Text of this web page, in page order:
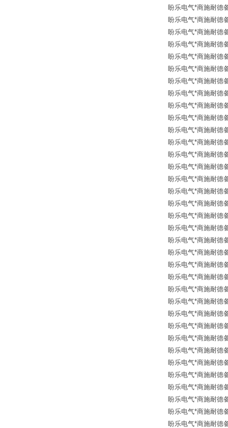
盼乐电气*商施耐德
盼乐电气*商施耐德
盼乐电气*商施耐德
盼乐电气*商施耐德
盼乐电气*商施耐德
盼乐电气*商施耐德
盼乐电气*商施耐德
盼乐电气*商施耐德
盼乐电气*商施耐德
盼乐电气*商施耐德
盼乐电气*商施耐德
盼乐电气*商施耐德
盼乐电气*商施耐德
盼乐电气*商施耐德
盼乐电气*商施耐德
盼乐电气*商施耐德
盼乐电气*商施耐德
盼乐电气*商施耐德
盼乐电气*商施耐德
盼乐电气*商施耐德
盼乐电气*商施耐德
盼乐电气*商施耐德
盼乐电气*商施耐德
盼乐电气*商施耐德
盼乐电气*商施耐德
盼乐电气*商施耐德
盼乐电气*商施耐德
盼乐电气*商施耐德
盼乐电气*商施耐德
盼乐电气*商施耐德
盼乐电气*商施耐德
盼乐电气*商施耐德
盼乐电气*商施耐德
盼乐电气*商施耐德
盼乐电气*商施耐德